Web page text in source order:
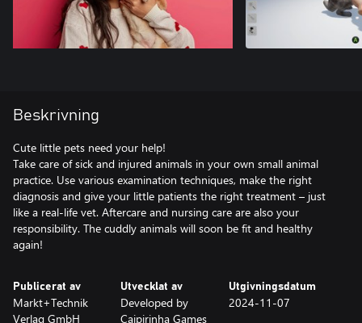
Beskrivning
Cute little pets need your help!
Take care of sick and injured animals in your own small animal
practice. Use various examination techniques, make the right
diagnosis and give your little patients the right treatment – just
like a real-life vet. Aftercare and nursing care are also your
responsibility. The cuddly animals will soon be fit and healthy
Publicerat av
Markt+Technik
Verlag GmbH
Utvecklat av
Developed by
Caipirinha Games
Utgivningsdatum
2024-11-07